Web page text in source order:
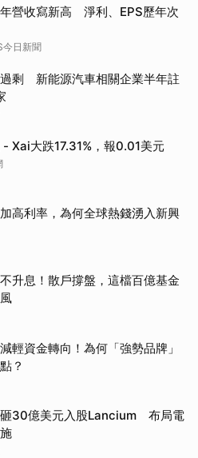
營收寫新高 淨利、EPS歷年次
今日新聞
剩 新能源汽車相關企業半年註
Xai大跌17.31%，報0.01美元
高利率，為何全球熱錢湧入新興
升息！散戶撐盤，這檔百億基金
輕資金轉向！為何「強勢品牌」
？
30億美元入股Lancium 布局電